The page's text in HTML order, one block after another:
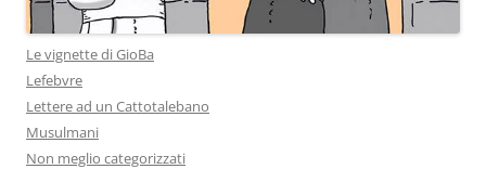
Le vignette di GioBa
Lefebvre
Lettere ad un Cattotalebano
Musulmani
Non meglio categorizzati